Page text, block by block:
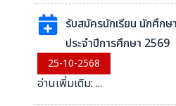
รับสมัครนักเรียน นักศึกษ
ประจำปีการศึกษา 2569
25-10-2568
อ่านเพิ่มเติม: ...